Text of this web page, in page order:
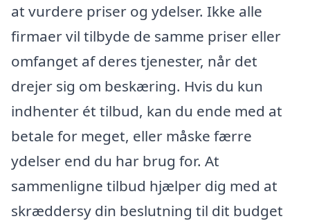
at vurdere priser og ydelser. Ikke alle
firmaer vil tilbyde de samme priser eller
omfanget af deres tjenester, når det
drejer sig om beskæring. Hvis du kun
indhenter ét tilbud, kan du ende med at
betale for meget, eller måske færre
ydelser end du har brug for. At
sammenligne tilbud hjælper dig med at
skræddersy din beslutning til dit budget